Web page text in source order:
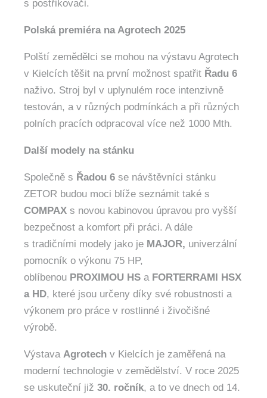
s postřikovači.
Polská premiéra na Agrotech 2025
Polští zemědělci se mohou na výstavu Agrotech
v Kielcích těšit na první možnost spatřit Řadu 6
naživo. Stroj byl v uplynulém roce intenzivně
testován, a v různých podmínkách a při různých
polních pracích odpracoval více než 1000 Mth.
Další modely na stánku
Společně s Řadou 6 se návštěvníci stánku
ZETOR budou moci blíže seznámit také s
COMPAX s novou kabinovou úpravou pro vyšší
bezpečnost a komfort při práci. A dále
s tradičními modely jako je MAJOR, univerzální
pomocník o výkonu 75 HP,
oblíbenou PROXIMOU HS a FORTERRAMI HSX
a HD, které jsou určeny díky své robustnosti a
výkonem pro práce v rostlinné i živočišné
výrobě.
Výstava Agrotech v Kielcích je zaměřená na
moderní technologie v zemědělství. V roce 2025
se uskuteční již 30. ročník, a to ve dnech od 14.